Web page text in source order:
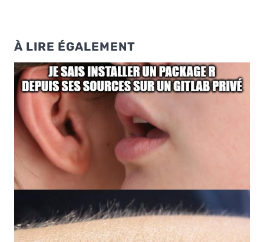
À LIRE ÉGALEMENT